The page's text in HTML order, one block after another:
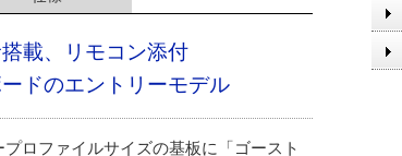
載、リモコン添付
ドのエントリーモデル
プロファイルサイズの基板に「ゴースト